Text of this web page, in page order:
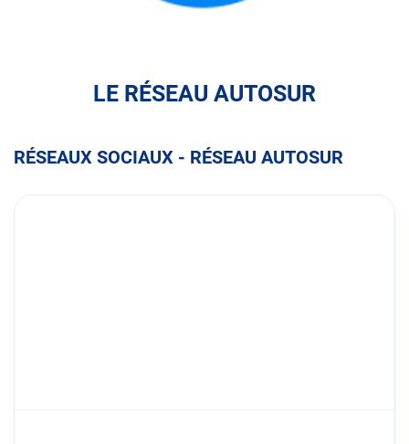
LE RÉSEAU AUTOSUR
RÉSEAUX SOCIAUX - RÉSEAU AUTOSUR